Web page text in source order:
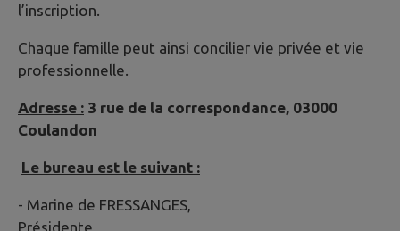
l’inscription.
Chaque famille peut ainsi concilier vie privée et vie
professionnelle.
Adresse : 3 rue de la correspondance, 03000
Coulandon
Le bureau est le suivant :
- Marine de FRESSANGES,
Présidente